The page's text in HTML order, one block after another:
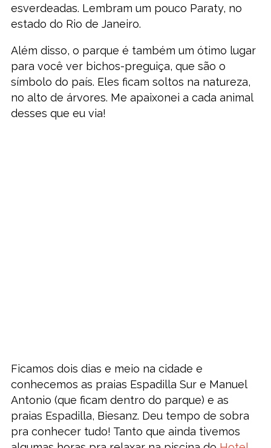
esverdeadas. Lembram um pouco Paraty, no
estado do Rio de Janeiro.
Além disso, o parque é também um ótimo lugar
para você ver bichos-preguiça, que são o
símbolo do país. Eles ficam soltos na natureza,
no alto de árvores. Me apaixonei a cada animal
desses que eu via!
Ficamos dois dias e meio na cidade e
conhecemos as praias Espadilla Sur e Manuel
Antonio (que ficam dentro do parque) e as
praias Espadilla, Biesanz. Deu tempo de sobra
pra conhecer tudo! Tanto que ainda tivemos